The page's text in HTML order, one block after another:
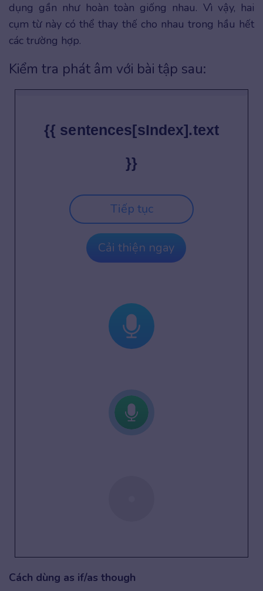
dụng gần như hoàn toàn giống nhau. Vì vậy, hai
cụm từ này có thể thay thế cho nhau trong hầu hết
các trường hợp.
Kiểm tra phát âm với bài tập sau:
{{ sentences[sIndex].text
}}
Tiếp tục
Cải thiện ngay
Cách dùng as if/as though